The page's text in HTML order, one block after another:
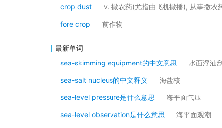
crop dust v. 撒农药(尤指由飞机撒播), 从事撒农
fore crop 前作物
最新单词
sea-skimming equipment的中文意思
水面浮油
sea-salt nucleus的中文释义 海盐核
sea-level pressure是什么意思 海平面气压
sea-level observation是什么意思 海平面观潮